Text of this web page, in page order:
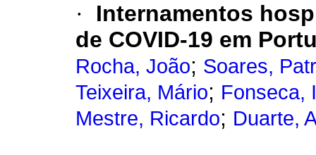
·
Internamentos
de COVID-19 em
Rocha, João; Soares,
Teixeira, Mário; Fonseca,
Mestre, Ricardo; Duarte,